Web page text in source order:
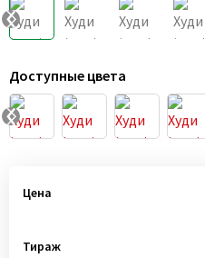
Доступные цвета
Цена
Тираж